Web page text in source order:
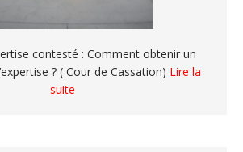
contesté : Comment obtenir un
? ( Cour de Cassation) Lire la
suite